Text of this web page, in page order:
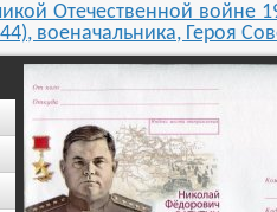
Отечественной войне
военачальника, Героя